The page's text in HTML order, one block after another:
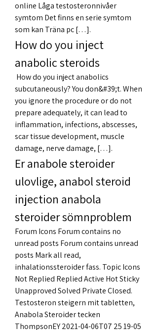
online Låga testosteronnivåer
symtom Det finns en serie symtom
som kan Träna pc […].
How do you inject
anabolic steroids
subcutaneously? You don&#39;t. When
you ignore the procedure or do not
prepare adequately, it can lead to
inflammation, infections, abscesses,
scar tissue development, muscle
damage, nerve damage, […].
Er anabole steroider
ulovlige, anabol steroid
injection anabola
steroider sömnproblem
Forum Icons Forum contains no
unread posts Forum contains unread
posts Mark all read,
inhalationssteroider fass. Topic Icons
Not Replied Replied Active Hot Sticky
Unapproved Solved Private Closed.
Testosteron steigern mit tabletten,
Anabola Steroider tecken
ThompsonEY 2021-04-06T07 25 19-05